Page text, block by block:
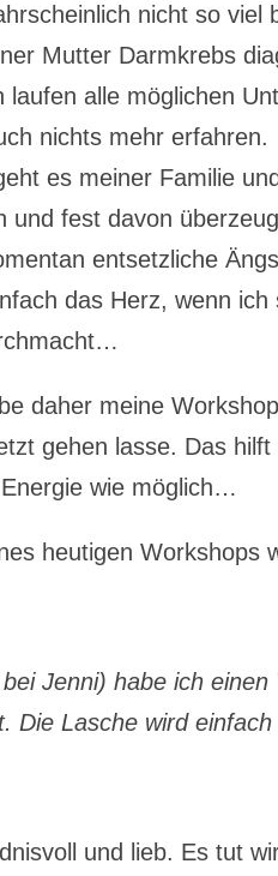
nicht so viel
Mutter Darmkrebs
alle möglichen
nichts mehr erfahren.
es meiner Familie
und fest davon
entsetzliche
das Herz, wenn
daher meine
gehen lasse. Das
wie möglich…
heutigen
Jenni) habe ich
Die Lasche wird
und lieb. Es tut